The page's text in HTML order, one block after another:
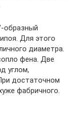
образный
Для этого
диаметра.
фена. Две
углом,
достаточном
фабричного.